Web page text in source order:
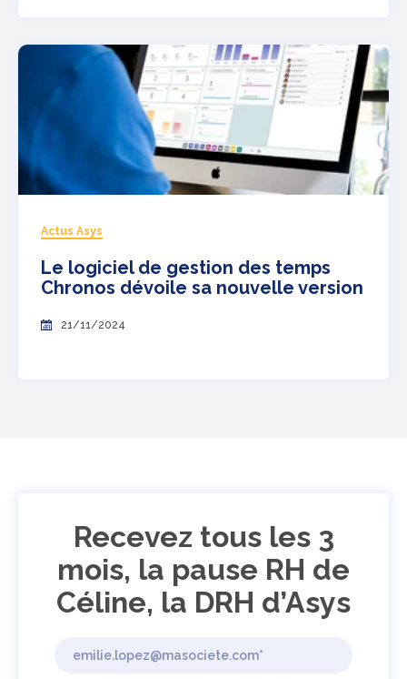
Actus Asys
Le logiciel de gestion des temps
Chronos dévoile sa nouvelle version
21/11/2024
Recevez tous les 3
mois, la pause RH de
Céline, la DRH d’Asys